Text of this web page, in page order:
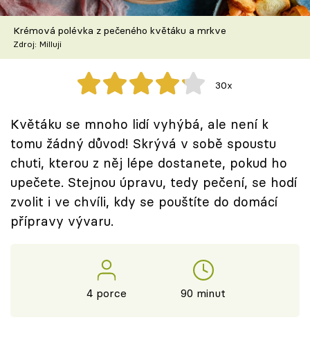
Recepty z TV
Speciál: Cuketa
Těhotnej kuchař
Sledujte prima+
Přihlášení
Sledujte nás
Krémová polévka z pečeného květáku a mrkve
Zdroj: Milluji
30x
Květáku se mnoho lidí vyhýbá, ale není k
tomu žádný důvod! Skrývá v sobě spoustu
chuti, kterou z něj lépe dostanete, pokud ho
upečete. Stejnou úpravu, tedy pečení, se hodí
zvolit i ve chvíli, kdy se pouštíte do domácí
přípravy vývaru.
4 porce 90 minut